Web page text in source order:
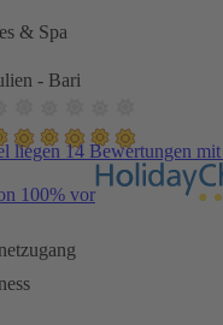
& Spa
- Bari
liegen 14 Bewertungen
100% vor